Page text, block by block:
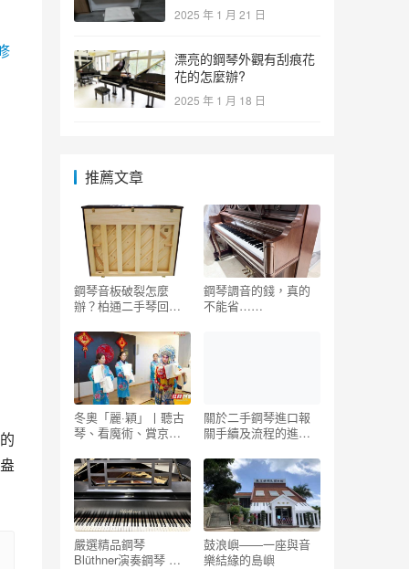
2025 年 1 月 21 日
漂亮的鋼琴外觀有刮痕花
花的怎麼辦?
2025 年 1 月 18 日
推薦文章
鋼琴音板破裂怎麼
辦？柏通二手琴回收
和危害有哪些圖片 –
二手鋼琴展示中心
鋼琴調音的錢，真的
不能省……
冬奧「麗·穎」丨聽古
琴、看魔術、賞京
的靈魂
關於二手鋼琴進口報
關手續及流程的進口
賣好 – 二手鋼琴展示
中心
嚴選精品鋼琴
Blüthner演奏鋼琴 稀
鼓浪嶼——一座與音
樂結緣的島嶼